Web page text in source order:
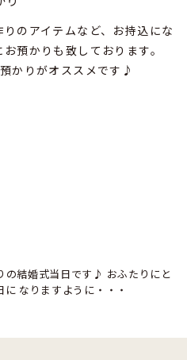
りのアイテムなど、お持込にな
預かりも致しております。
かりがオススメです♪
の結婚式当日です♪ おふたりにと
に なりますように・・・